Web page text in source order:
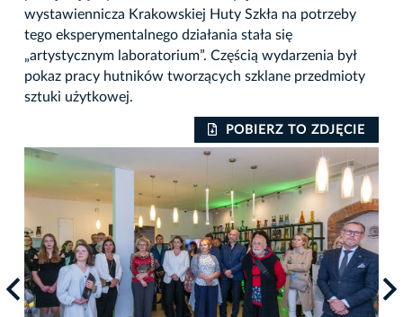
wystawiennicza Krakowskiej Huty Szkła na potrzeby
tego eksperymentalnego działania stała się
„artystycznym laboratorium”. Częścią wydarzenia był
pokaz pracy hutników tworzących szklane przedmioty
sztuki użytkowej.
POBIERZ TO ZDJĘCIE